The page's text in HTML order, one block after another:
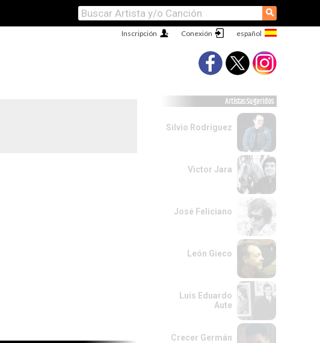
⚲
Conexión
Inscripción
Artistas Sugeridos
Silvio Rodriguez
Victor Jara
José Feliciano
León Gieco
Luis Eduardo
Aute
Crecer Germán